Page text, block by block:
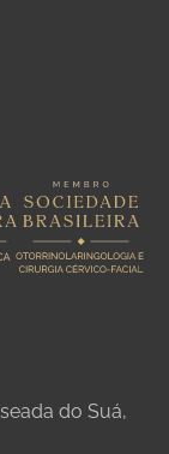
do Suá,